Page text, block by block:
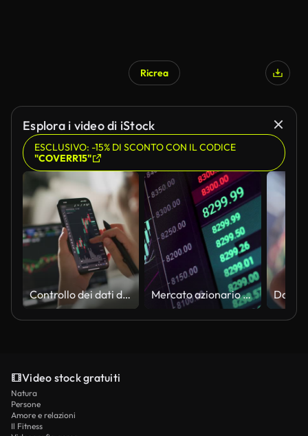
Ricrea
Esplora i video di iStock
ESCLUSIVO: -15% DI SCONTO CON IL CODICE
"COVERR15"
Controllo dei dati del mercato azionario o della criptovaluta sul telefono cellulare Mercato azionario BTC e Borsa e offerta, offerta, volume in mostra rapidi cambiamenti
Video stock gratuiti
Natura
Persone
Amore e relazioni
Il Fitness